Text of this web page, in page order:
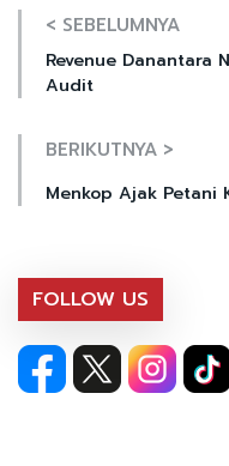
< SEBELUMNYA
Revenue Danantara
Audit
BERIKUTNYA >
Menkop Ajak Petani
FOLLOW US